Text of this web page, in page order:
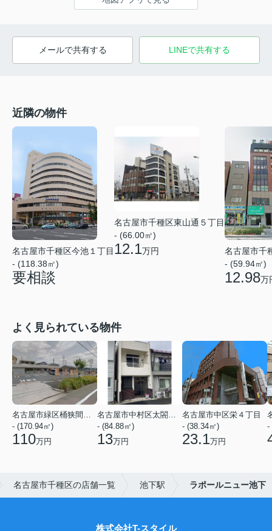
メールで共有する LINEで共有する
近隣の物件
名古屋市千種区今池１丁目
- (118.38㎡)
要相談
名古屋市千種区東山通５丁目
- (66.00㎡)
12.1万円
名古屋市千
- (59.94㎡)
12.98万
よく見られている物件
- (170.94㎡)
110万円
- (84.88㎡)
13万円
名古屋市中区栄４丁目
- (38.34㎡)
23.1万円
-
名古屋市千種区の店舗一覧 池下駅 ラポールニュー池下
株式会社T-スタイル